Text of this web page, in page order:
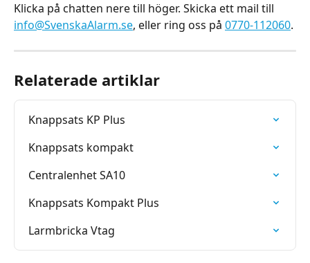
Klicka på chatten nere till höger. Skicka ett mail till
info@SvenskaAlarm.se, eller ring oss på 0770-112060.
Relaterade artiklar
Knappsats KP Plus
Knappsats kompakt
Centralenhet SA10
Knappsats Kompakt Plus
Larmbricka Vtag